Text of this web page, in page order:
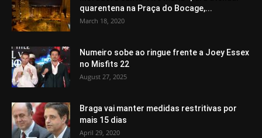
quarentena na Praça do Bocage,...
March 18, 2020
Numeiro sobe ao ringue frente a Joey Essex
no Misfits 22
August 27, 2025
Braga vai manter medidas restritivas por
mais 15 dias
April 29, 2020